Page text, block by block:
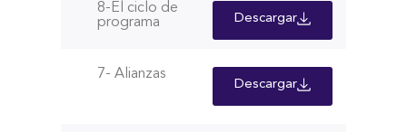
8-El ciclo de
programa
Descargar
7- Alianzas
Descargar